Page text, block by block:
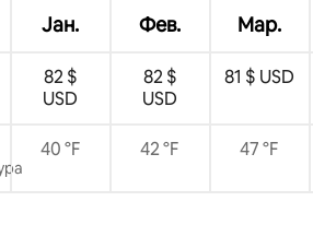
Јан. Фев. Мар.
82 $
USD
82 $
USD
81 $ USD
40 °F 42 °F 47 °F